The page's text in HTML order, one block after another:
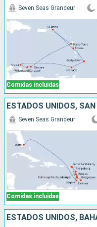
Comidas incluidas
Seven Seas Grandeur
Comidas incluidas
Seven Seas Grandeur